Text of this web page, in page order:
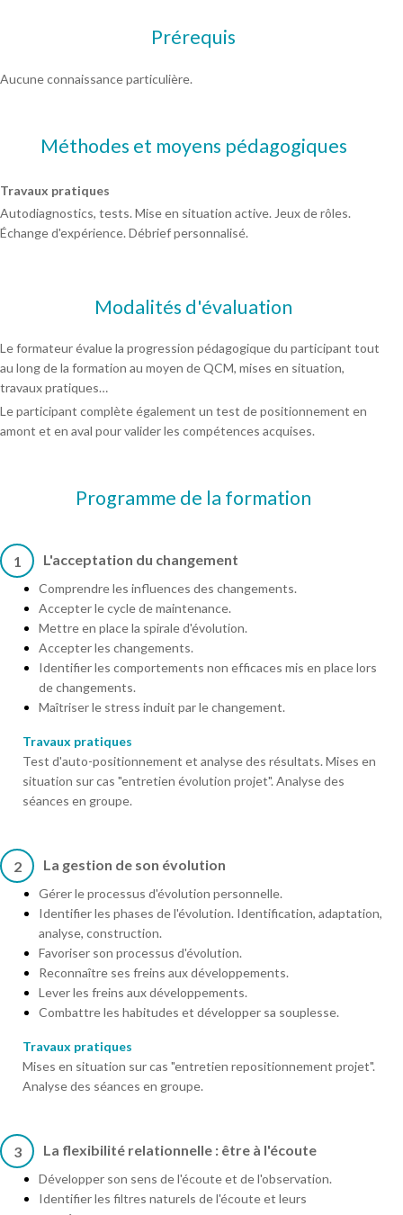
Prérequis
Aucune connaissance particulière.
Méthodes et moyens pédagogiques
Travaux pratiques
Autodiagnostics, tests. Mise en situation active. Jeux de rôles.
Échange d'expérience. Débrief personnalisé.
Modalités d'évaluation
Le formateur évalue la progression pédagogique du participant tout
au long de la formation au moyen de QCM, mises en situation,
travaux pratiques…
Le participant complète également un test de positionnement en
amont et en aval pour valider les compétences acquises.
Programme de la formation
1 L'acceptation du changement
Comprendre les influences des changements.
Accepter le cycle de maintenance.
Mettre en place la spirale d'évolution.
Accepter les changements.
Identifier les comportements non efficaces mis en place lors
de changements.
Maîtriser le stress induit par le changement.
Travaux pratiques
Test d'auto-positionnement et analyse des résultats. Mises en
situation sur cas "entretien évolution projet". Analyse des
séances en groupe.
2 La gestion de son évolution
Gérer le processus d'évolution personnelle.
Identifier les phases de l'évolution. Identification, adaptation,
analyse, construction.
Favoriser son processus d'évolution.
Reconnaître ses freins aux développements.
Lever les freins aux développements.
Combattre les habitudes et développer sa souplesse.
Travaux pratiques
Mises en situation sur cas "entretien repositionnement projet".
Analyse des séances en groupe.
3 La flexibilité relationnelle : être à l'écoute
Développer son sens de l'écoute et de l'observation.
Identifier les filtres naturels de l'écoute et leurs